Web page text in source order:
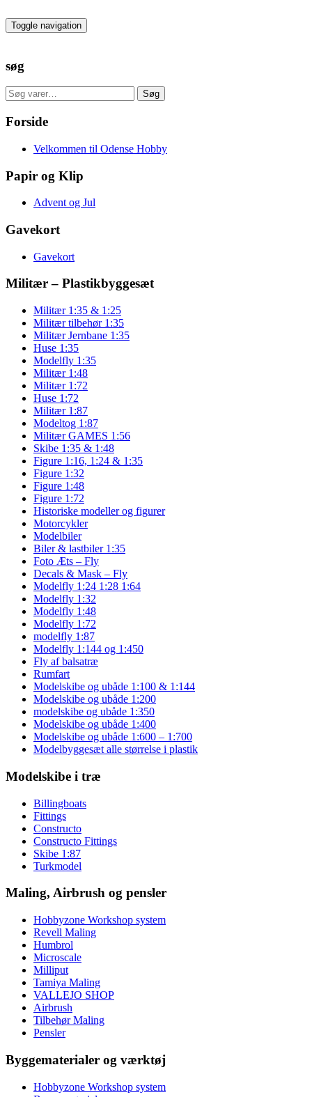
to
the
Toggle navigation
søg
Søg
efter:
Søg
Forside
Velkommen til Odense Hobby
Papir og Klip
Advent og Jul
Gavekort
Gavekort
Militær – Plastikbyggesæt
Militær 1:35 & 1:25
Militær tilbehør 1:35
Militær Jernbane 1:35
Huse 1:35
Modelfly 1:35
Militær 1:48
Militær 1:72
Huse 1:72
Militær 1:87
Modeltog 1:87
Militær GAMES 1:56
Skibe 1:35 & 1:48
Figure 1:16, 1:24 & 1:35
Figure 1:32
Figure 1:48
Figure 1:72
Historiske modeller og figurer
Motorcykler
Modelbiler
Biler & lastbiler 1:35
Foto Æts – Fly
Decals & Mask – Fly
Modelfly 1:24 1:28 1:64
Modelfly 1:32
Modelfly 1:48
Modelfly 1:72
modelfly 1:87
Modelfly 1:144 og 1:450
Fly af balsatræ
Rumfart
Modelskibe og ubåde 1:100 & 1:144
Modelskibe og ubåde 1:200
modelskibe og ubåde 1:350
Modelskibe og ubåde 1:400
Modelskibe og ubåde 1:600 – 1:700
Modelbyggesæt alle størrelse i plastik
Modelskibe i træ
Billingboats
Fittings
Constructo
Constructo Fittings
Skibe 1:87
Turkmodel
Maling, Airbrush og pensler
Hobbyzone Workshop system
Revell Maling
Humbrol
Microscale
Milliput
Tamiya Maling
VALLEJO SHOP
Airbrush
Tilbehør Maling
Pensler
Byggematerialer og værktøj
Hobbyzone Workshop system